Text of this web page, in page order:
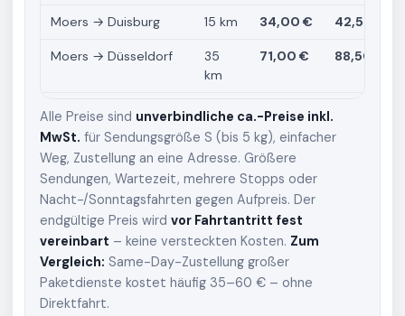
Moers → Duisburg 15 km 34,00 € 42,50 €
Moers → Düsseldorf
35
km
71,00 € 88,50 €
Alle Preise sind unverbindliche ca.-Preise inkl.
MwSt. für Sendungsgröße S (bis 5 kg), einfacher
Weg, Zustellung an eine Adresse. Größere
Sendungen, Wartezeit, mehrere Stopps oder
Nacht-/Sonntagsfahrten gegen Aufpreis. Der
endgültige Preis wird vor Fahrtantritt fest
vereinbart – keine versteckten Kosten. Zum
Vergleich: Same-Day-Zustellung großer
Paketdienste kostet häufig 35–60 € – ohne
Direktfahrt.